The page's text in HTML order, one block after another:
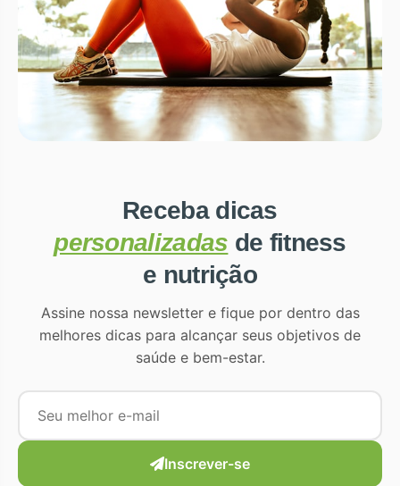
Receba dicas
personalizadas de fitness
e nutrição
Assine nossa newsletter e fique por dentro das
melhores dicas para alcançar seus objetivos de
saúde e bem-estar.
Inscrever-se